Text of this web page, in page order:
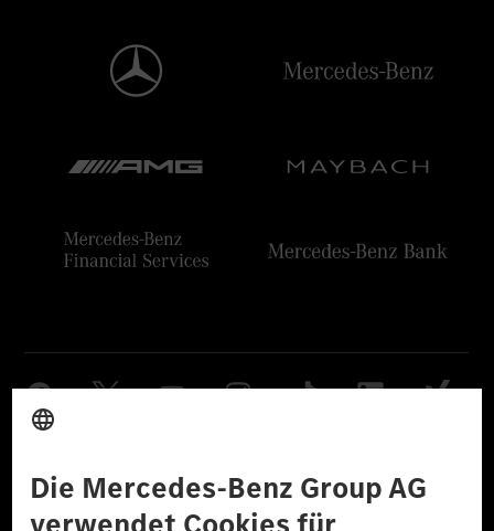
Datenschutz Lizenzhinweise Dritter Barrierefreiheit